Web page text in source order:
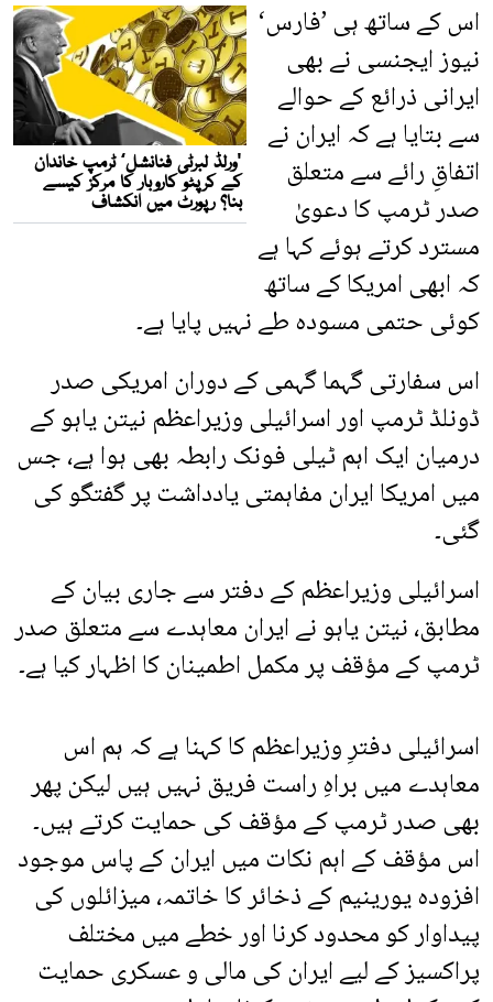
اس کے ساتھ ہی ’فارس‘
نیوز ایجنسی نے بھی
ایرانی ذرائع کے حوالے
سے بتایا ہے کہ ایران نے
اتفاقِ رائے سے متعلق
صدر ٹرمپ کا دعویٰ
مسترد کرتے ہوئے کہا ہے
کہ ابھی امریکا کے ساتھ
کوئی حتمی مسودہ طے نہیں پایا ہے۔
اس سفارتی گہما گہمی کے دوران امریکی صدر
ڈونلڈ ٹرمپ اور اسرائیلی وزیراعظم نیتن یاہو کے
درمیان ایک اہم ٹیلی فونک رابطہ بھی ہوا ہے، جس
میں امریکا ایران مفاہمتی یادداشت پر گفتگو کی
گئی۔
اسرائیلی وزیراعظم کے دفتر سے جاری بیان کے
مطابق، نیتن یاہو نے ایران معاہدے سے متعلق صدر
ٹرمپ کے مؤقف پر مکمل اطمینان کا اظہار کیا ہے۔
اسرائیلی دفترِ وزیراعظم کا کہنا ہے کہ ہم اس
معاہدے میں براہِ راست فریق نہیں ہیں لیکن پھر
بھی صدر ٹرمپ کے مؤقف کی حمایت کرتے ہیں۔
اس مؤقف کے اہم نکات میں ایران کے پاس موجود
افزودہ یورینیم کے ذخائر کا خاتمہ، میزائلوں کی
پیداوار کو محدود کرنا اور خطے میں مختلف
پراکسیز کے لیے ایران کی مالی و عسکری حمایت